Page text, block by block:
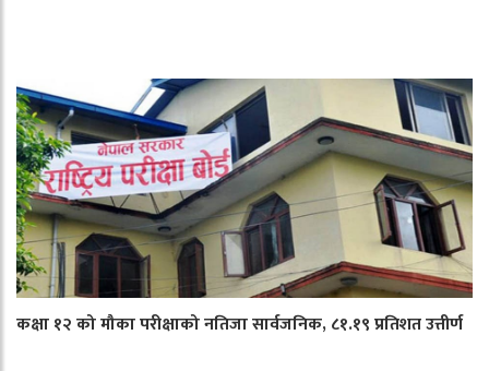
कक्षा १२ को मौका परीक्षाको नतिजा सार्वजनिक, ८१.१९ प्रतिशत उत्तीर्ण